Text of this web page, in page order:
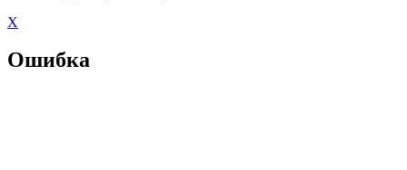
X
Ошибка